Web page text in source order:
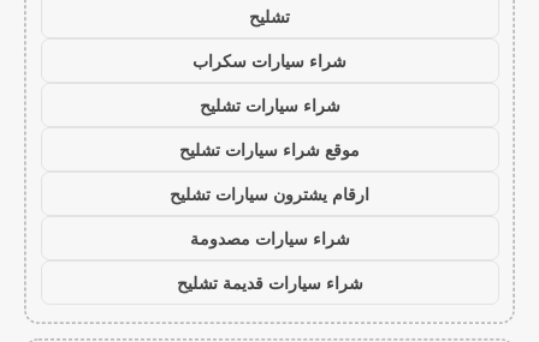
تشليح
شراء سيارات سكراب
شراء سيارات تشليح
موقع شراء سيارات تشليح
ارقام يشترون سيارات تشليح
شراء سيارات مصدومة
شراء سيارات قديمة تشليح